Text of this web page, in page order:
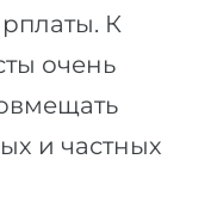
К
очень
и частных